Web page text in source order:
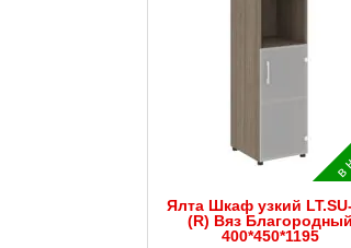
в
Ялта Шкаф узкий
(R) Вяз Благородный
400*450*1195